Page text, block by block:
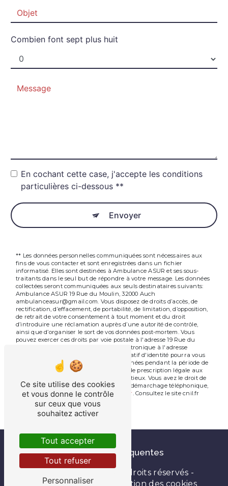
Combien font sept plus huit
En cochant cette case, j'accepte les conditions
particulières ci-dessous **
Envoyer
** Les données personnelles communiquées sont nécessaires aux
fins de vous contacter et sont enregistrées dans un fichier
informatisé. Elles sont destinées à Ambulance ASUR et ses sous-
traitants dans le seul but de répondre à votre message. Les données
collectées seront communiquées aux seuls destinataires suivants:
Ambulance ASUR 19 Rue du Moulin, 32000 Auch
ambulanceasur@gmail.com. Vous disposez de droits d’accès, de
rectification, d’effacement, de portabilité, de limitation, d’opposition,
de retrait de votre consentement à tout moment et du droit
d’introduire une réclamation auprès d’une autorité de contrôle,
ainsi que d’organiser le sort de vos données post-mortem. Vous
pouvez exercer ces droits par voie postale à l'adresse 19 Rue du
Moulin, 32000 Auch ou par courrier électronique à l'adresse
ambulanceasur@gmail.com. Un justificatif d'identité pourra vous
être demandé. Nous conservons vos données pendant la période de
prise de contact puis pendant la durée de prescription légale aux
fins probatoires et de gestion des contentieux. Vous avez le droit de
vous inscrire sur la liste d'opposition au démarchage téléphonique,
disponible à cette adresse:Bloctel.gouv.fr. Consultez le site cnil.fr
pour plus d’informations sur vos droits.
Recherches fréquentes
- 2026 - Tous droits réservés -
Mentions légales
Gestion des cookies
Ce site utilise des cookies
et vous donne le contrôle
sur ceux que vous
souhaitez activer
Tout accepter
Tout refuser
Personnaliser